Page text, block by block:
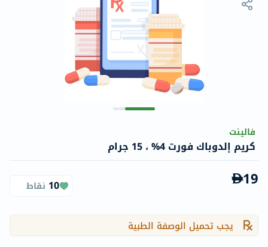
فالينت
كريم إلدوباك فورت 4% ، 15 جرام
19
10 نقاط
يجب تحميل الوصفة الطبية